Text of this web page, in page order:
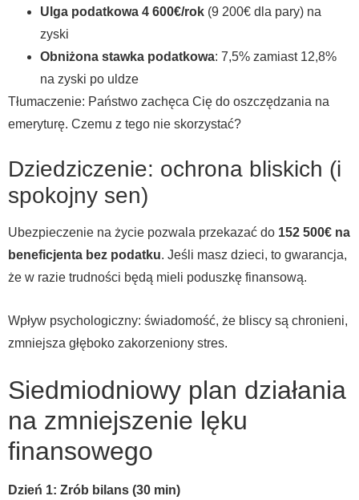
Ulga podatkowa 4 600€/rok (9 200€ dla pary) na
zyski
Obniżona stawka podatkowa: 7,5% zamiast 12,8%
na zyski po uldze
Tłumaczenie: Państwo zachęca Cię do oszczędzania na
emeryturę. Czemu z tego nie skorzystać?
Dziedziczenie: ochrona bliskich (i
spokojny sen)
Ubezpieczenie na życie pozwala przekazać do 152 500€ na
beneficjenta bez podatku. Jeśli masz dzieci, to gwarancja,
że w razie trudności będą mieli poduszkę finansową.
Wpływ psychologiczny: świadomość, że bliscy są chronieni,
zmniejsza głęboko zakorzeniony stres.
Siedmiodniowy plan działania
na zmniejszenie lęku
finansowego
Dzień 1: Zrób bilans (30 min)